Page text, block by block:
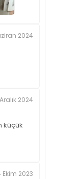
2024
2024
küçük
Ekim 2023